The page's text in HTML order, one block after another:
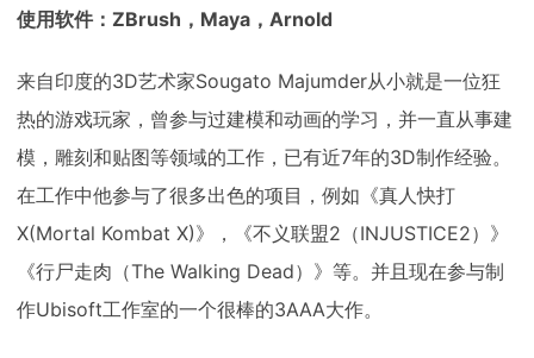
使用软件：ZBrush，Maya，Arnold
来自印度的3D艺术家Sougato Majumder从小就是一位狂
热的游戏玩家，曾参与过建模和动画的学习，并一直从事建
模，雕刻和贴图等领域的工作，已有近7年的3D制作经验。
在工作中他参与了很多出色的项目，例如《真人快打
X(Mortal Kombat X)》，《不义联盟2（INJUSTICE2）》
《行尸走肉（The Walking Dead）》等。并且现在参与制
作Ubisoft工作室的一个很棒的3AAA大作。